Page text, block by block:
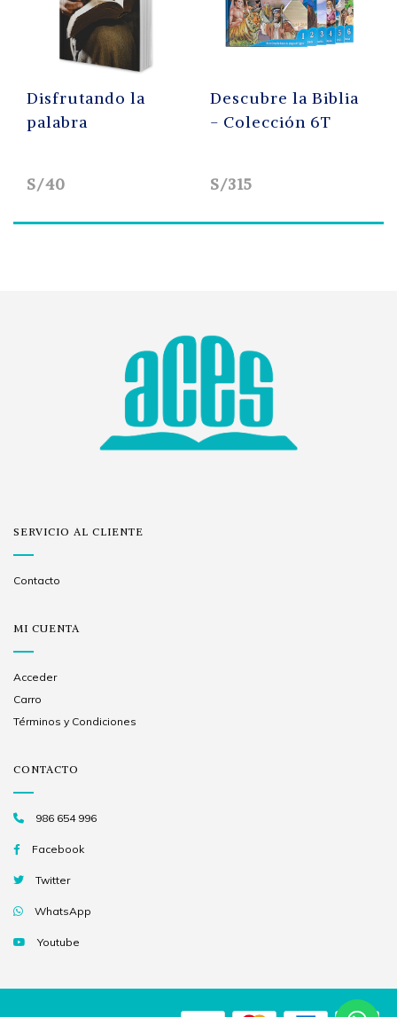
Disfrutando la
palabra
S/40
Descubre la Biblia
- Colección 6T
S/315
SERVICIO AL CLIENTE
Contacto
MI CUENTA
Acceder
Carro
Términos y Condiciones
CONTACTO
986 654 996
Facebook
Twitter
WhatsApp
Youtube